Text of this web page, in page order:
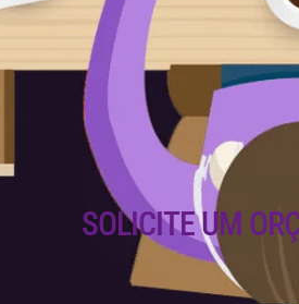
SOLICITE UM